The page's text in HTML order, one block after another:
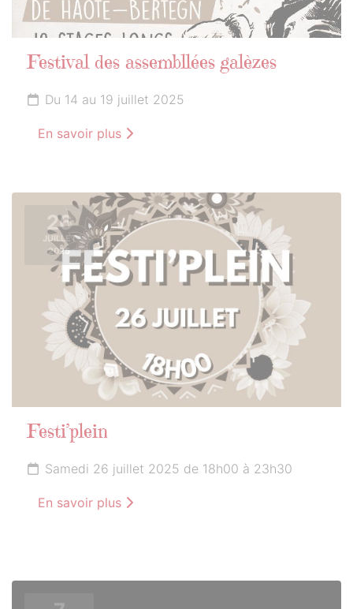
Festival des assembllées galèzes
Du 14 au 19 juillet 2025
En savoir plus
26
JUILLET
2025
Festi’plein
Samedi 26 juillet 2025 de 18h00 à 23h30
En savoir plus